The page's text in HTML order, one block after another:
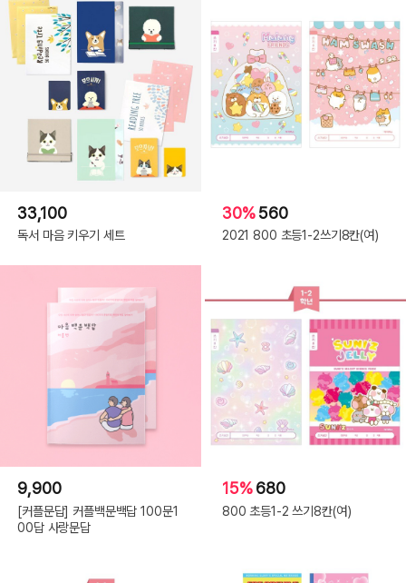
33,100
독서 마음 키우기 세트
30%560
2021 800 초등1-2쓰기8칸(여)
9,900
[커플문답] 커플백문백답 100문1
00답 사랑문답
15%680
800 초등1-2 쓰기8칸(여)